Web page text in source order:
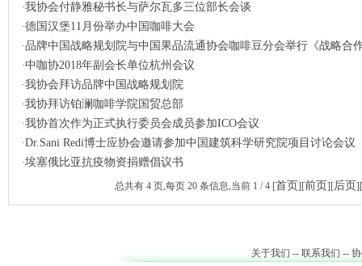
·我协会付静雅秘书长与萨尔瓦多三位部长会谈
·德国汉堡11月份举办中国咖啡大会
·品牌中国战略规划院与中国果品流通协会咖啡豆分会举行《战略合
·中咖协2018年副会长单位杭州会议
·我协会拜访品牌中国战略规划院
·我协拜访铂澜咖啡学院国贸总部
·我协首次作为正式执行委员会成员参加ICO会议
·Dr.Sani Redi博士应协会邀请参加中国建筑科学研究院项目讨论会议
·埃塞俄比亚抗疫物资捐赠倡议书
总共有4 页,每页20 条信息,当前1 / 4 [首页][前页][后页][
关于我们 -- 联系我们 --